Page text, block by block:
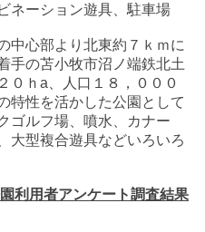
ョン遊具、駐車場
中心部より北東約７ｋｍに
手の苫小牧市沼ノ端鉄北土
０ｈa、人口１８，０００
特性を活かした公園として
ゴルフ場、噴水、カナー
大型複合遊具などいろいろ
利用者アンケート調査結果